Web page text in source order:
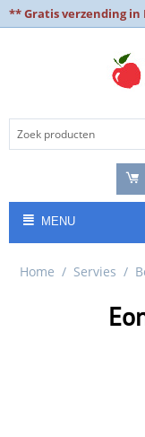
** Gratis verzending in
MENU
Home / Servies /